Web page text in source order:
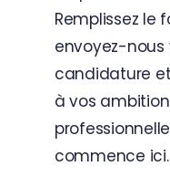
Remplissez le
envoyez-nous
candidature
à vos
commence